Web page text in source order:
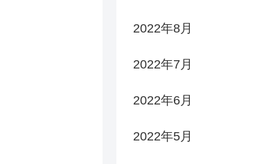
2022年8月
2022年7月
2022年6月
2022年5月